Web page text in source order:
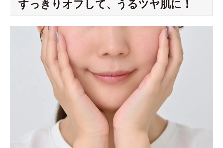
すっきりオフして、うるツヤ肌に！